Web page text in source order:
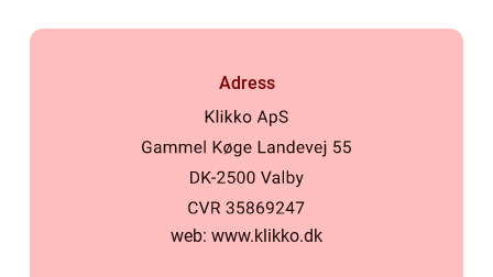
Adress
web: www.klikko.dk